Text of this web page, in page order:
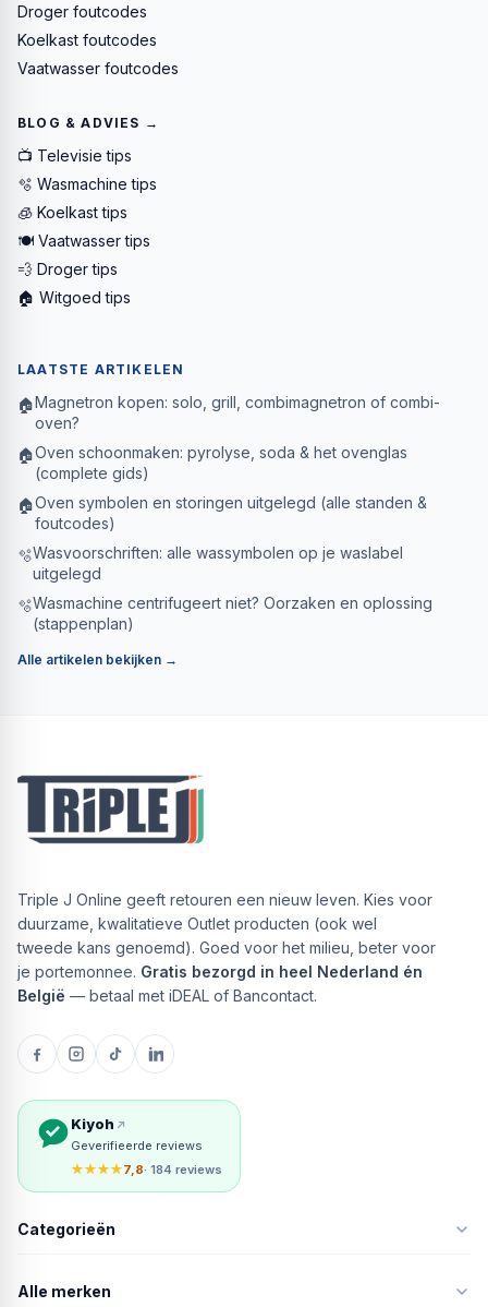
Droger foutcodes
Koelkast foutcodes
Vaatwasser foutcodes
BLOG & ADVIES →
📺 Televisie tips
🫧 Wasmachine tips
🧊 Koelkast tips
🍽️ Vaatwasser tips
💨 Droger tips
🏠 Witgoed tips
LAATSTE ARTIKELEN
🏠Magnetron kopen: solo, grill, combimagnetron of combi-
oven?
🏠Oven schoonmaken: pyrolyse, soda & het ovenglas
(complete gids)
🏠Oven symbolen en storingen uitgelegd (alle standen &
foutcodes)
🫧Wasvoorschriften: alle wassymbolen op je waslabel
uitgelegd
🫧Wasmachine centrifugeert niet? Oorzaken en oplossing
(stappenplan)
Alle artikelen bekijken →
Triple J Online geeft retouren een nieuw leven. Kies voor
duurzame, kwalitatieve Outlet producten (ook wel
tweede kans genoemd). Goed voor het milieu, beter voor
je portemonnee. Gratis bezorgd in heel Nederland én
België — betaal met iDEAL of Bancontact.
Kiyoh
Geverifieerde reviews
★★★★7,8· 184 reviews
Categorieën
Alle merken